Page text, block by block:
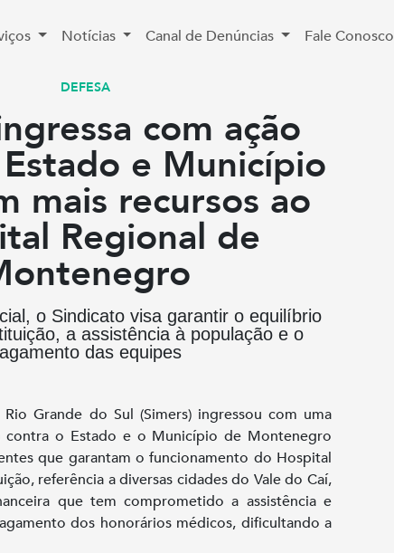
Notícias Canal de Denúncias Fale Conosco
DEFESA
com ação
e Município
mais recursos ao
Regional de
o Sindicato visa garantir o equilíbrio
a assistência à população e o
das equipes
Grande do Sul (Simers) ingressou com uma
contra o Estado e o Município de Montenegro
que garantam o funcionamento do Hospital
referência a diversas cidades do Vale do Caí,
que tem comprometido a assistência e
dos honorários médicos, dificultando a